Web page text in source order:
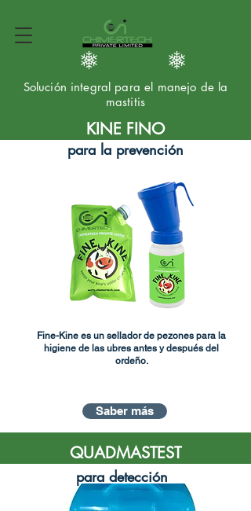
Solución integral para el manejo de la
mastitis
KINE FINO
Saber más
QUADMASTEST
para la prevención
para detección
Fine-Kine es un sellador de pezones para la
higiene de las ubres antes y después del
ordeño.